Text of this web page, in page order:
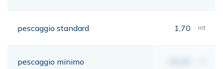
pescaggio standard 1,70 mt
pescaggio minimo